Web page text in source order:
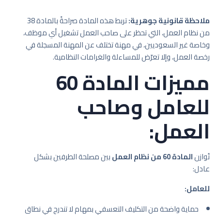
ملاحظة قانونية جوهرية:
تربط هذه المادة صراحةً بالمادة 38
من نظام العمل، التي تحظر على صاحب العمل تشغيل أي موظف،
وخاصة غير السعوديين، في مهنة تختلف عن المهنة المسجلة في
رخصة العمل، وإلا تعرّض للمساءلة والغرامات النظامية.
مميزات المادة 60
للعامل وصاحب
العمل:
تُوازنالمادة 60 من نظام العمل
بين مصلحة الطرفين بشكل
عادل:
للعامل:
حماية واضحة من التكليف التعسفي بمهام لا تندرج في نطاق